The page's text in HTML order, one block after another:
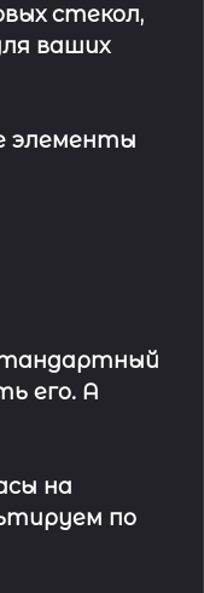
стекол,
ваших
элементы
его. А
на
по